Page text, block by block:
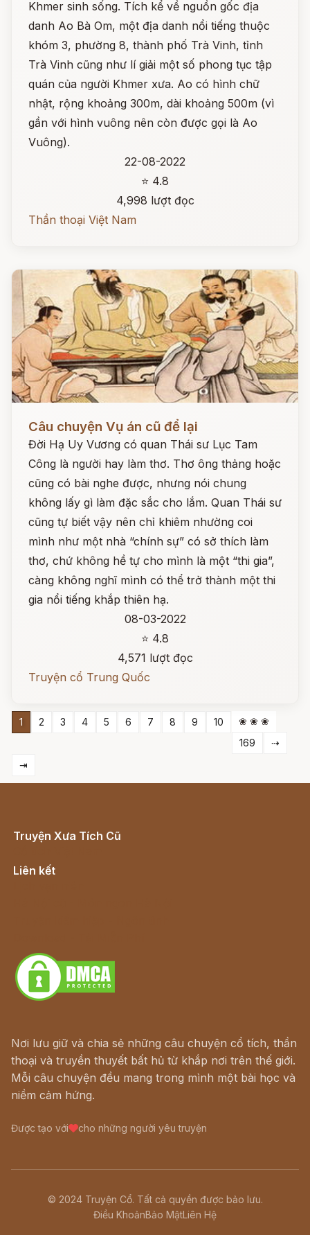
Khmer sinh sống. Tích kể về nguồn gốc địa
danh Ao Bà Om, một địa danh nổi tiếng thuộc
khóm 3, phường 8, thành phố Trà Vinh, tỉnh
Trà Vinh cũng như lí giải một số phong tục tập
quán của người Khmer xưa. Ao có hình chữ
nhật, rộng khoảng 300m, dài khoảng 500m (vì
gần với hình vuông nên còn được gọi là Ao
Vuông).
22-08-2022
⭐ 4.8
4,998 lượt đọc
Thần thoại Việt Nam
Câu chuyện Vụ án cũ để lại
Đời Hạ Uy Vương có quan Thái sư Lục Tam
Công là người hay làm thơ. Thơ ông thảng hoặc
cũng có bài nghe được, nhưng nói chung
không lấy gì làm đặc sắc cho lắm. Quan Thái sư
cũng tự biết vậy nên chỉ khiêm nhường coi
mình như một nhà “chính sự” có sở thích làm
thơ, chứ không hề tự cho mình là một “thi gia”,
càng không nghĩ mình có thể trở thành một thi
gia nổi tiếng khắp thiên hạ.
08-03-2022
⭐ 4.8
4,571 lượt đọc
Truyện cổ Trung Quốc
1 2 3 4 5 6 7 8 9 10
❀ ❀ ❀
169
⇢
⇥
Truyện Xưa Tích Cũ
Liên kết
Nơi lưu giữ và chia sẻ những câu chuyện cổ tích, thần
thoại và truyền thuyết bất hủ từ khắp nơi trên thế giới.
Mỗi câu chuyện đều mang trong mình một bài học và
niềm cảm hứng.
Được tạo với cho những người yêu truyện
© 2024 Truyện Cổ. Tất cả quyền được bảo lưu.
Điều KhoảnBảo MậtLiên Hệ